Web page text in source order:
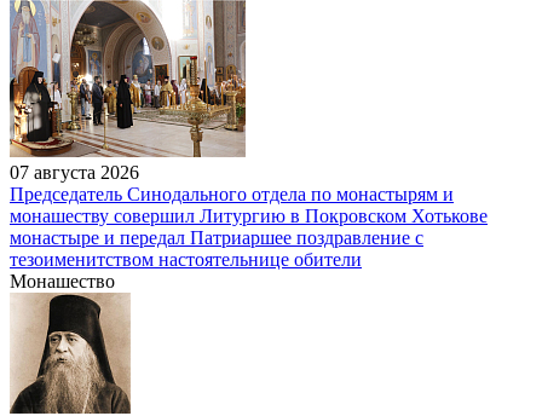
07 августа 2026
Председатель Синодального отдела по монастырям и
монашеству совершил Литургию в Покровском Хотькове
монастыре и передал Патриаршее поздравление с
тезоименитством настоятельнице обители
Монашество